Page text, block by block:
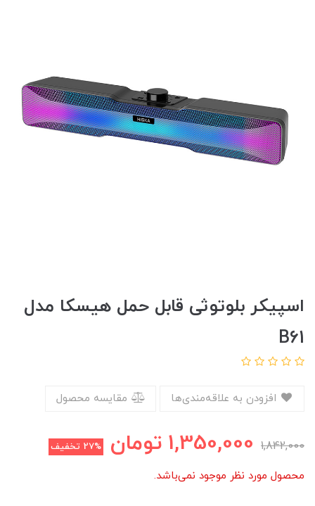
اسپیکر بلوتوثی قابل حمل هیسکا مدل
B61
مقایسه محصول
1,842,000
1,350,000 تومان 27% تخفیف
محصول مورد نظر موجود نمی‌باشد.